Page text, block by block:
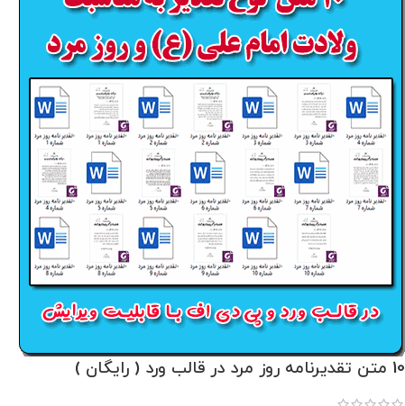
10 متن تقدیرنامه روز مرد در قالب ورد ( رایگان )